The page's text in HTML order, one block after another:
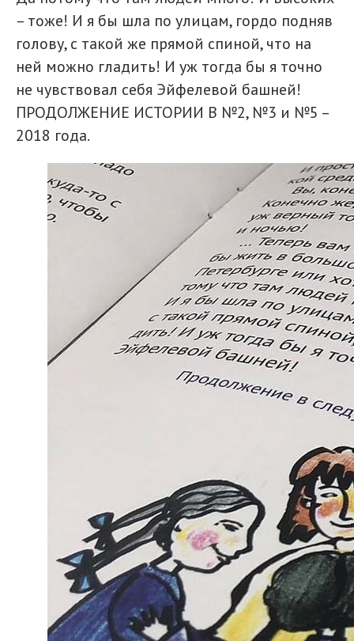
– тоже! И я бы шла по улицам, гордо подняв
голову, с такой же прямой спиной, что на
ней можно гладить! И уж тогда бы я точно
не чувствовал себя Эйфелевой башней!
ПРОДОЛЖЕНИЕ ИСТОРИИ В №2, №3 и №5 –
2018 года.